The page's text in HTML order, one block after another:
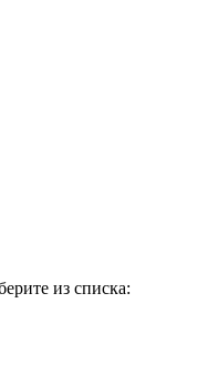
из списка: